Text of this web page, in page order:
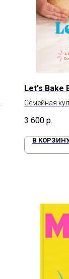
Let's Bake
Семейная
3 600 р.
В